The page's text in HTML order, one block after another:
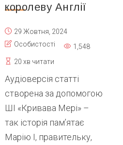
королеву Англії
29 Жовтня, 2024
Особистості
1,548
20 хв читати
Аудіоверсія статті
створена за допомогою
ШІ «Кривава Мері» –
так історія пам’ятає
Марію I, правительку,